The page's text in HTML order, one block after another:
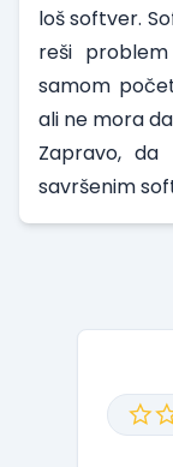
loš softver.
reši
samom
ali ne mora
Zapravo,
savršenim